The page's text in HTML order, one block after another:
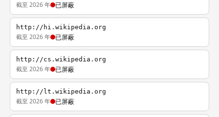
截至 2026 年 已屏蔽
http://hi.wikipedia.org
截至 2026 年 已屏蔽
http://cs.wikipedia.org
截至 2026 年 已屏蔽
http://lt.wikipedia.org
截至 2026 年 已屏蔽